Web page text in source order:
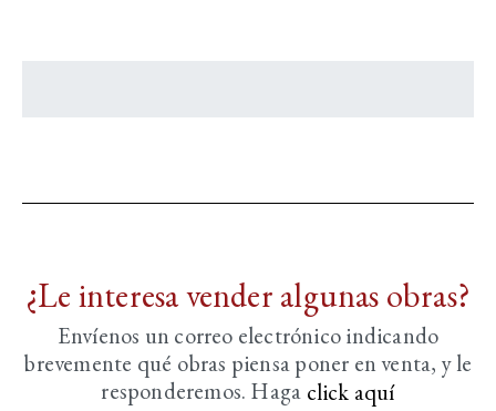
¿Le interesa vender algunas obras?
Envíenos un correo electrónico indicando
brevemente qué obras piensa poner en venta, y le
responderemos. Haga click aquí­